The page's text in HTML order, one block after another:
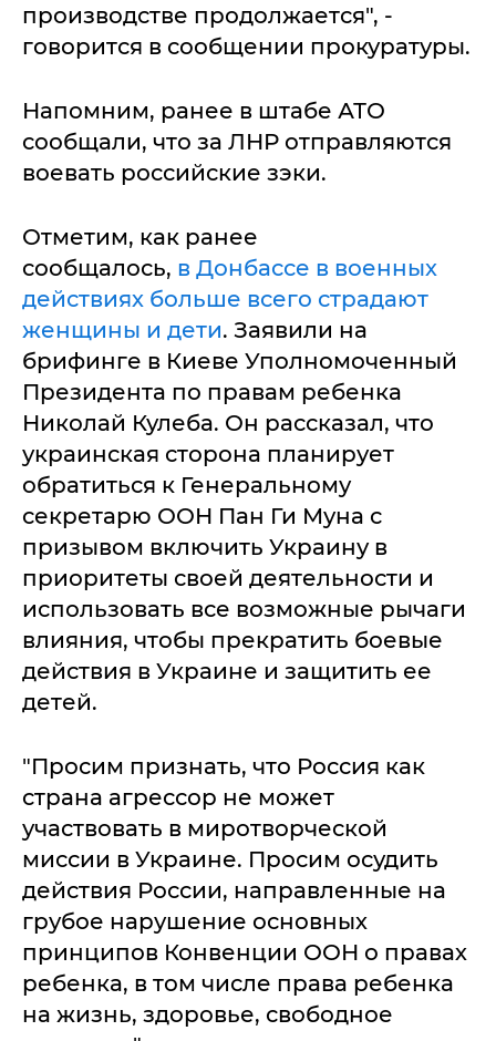
производстве продолжается", -
говорится в сообщении прокуратуры.
Напомним, ранее в штабе АТО
сообщали, что за ЛНР отправляются
воевать российские зэки.
Отметим, как ранее
сообщалось, в Донбассе в военных
действиях больше всего страдают
женщины и дети. Заявили на
брифинге в Киеве Уполномоченный
Президента по правам ребенка
Николай Кулеба. Он рассказал, что
украинская сторона планирует
обратиться к Генеральному
секретарю ООН Пан Ги Муна с
призывом включить Украину в
приоритеты своей деятельности и
использовать все возможные рычаги
влияния, чтобы прекратить боевые
действия в Украине и защитить ее
детей.
"Просим признать, что Россия как
страна агрессор не может
участвовать в миротворческой
миссии в Украине. Просим осудить
действия России, направленные на
грубое нарушение основных
принципов Конвенции ООН о правах
ребенка, в том числе права ребенка
на жизнь, здоровье, свободное